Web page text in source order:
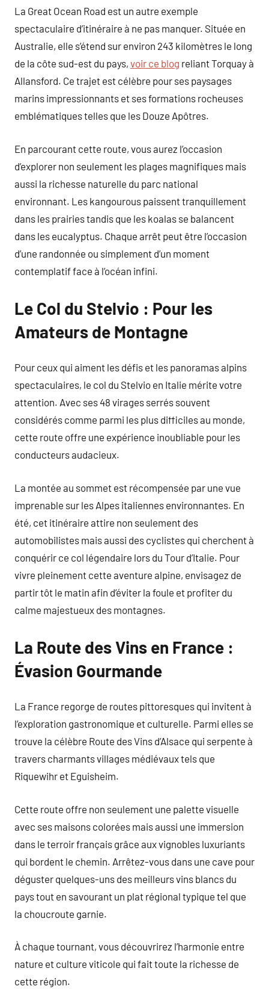
La Great Ocean Road est un autre exemple
spectaculaire d’itinéraire à ne pas manquer. Située en
Australie, elle s’étend sur environ 243 kilomètres le long
de la côte sud-est du pays, voir ce blog reliant Torquay à
Allansford. Ce trajet est célèbre pour ses paysages
marins impressionnants et ses formations rocheuses
emblématiques telles que les Douze Apôtres.
En parcourant cette route, vous aurez l’occasion
d’explorer non seulement les plages magnifiques mais
aussi la richesse naturelle du parc national
environnant. Les kangourous paissent tranquillement
dans les prairies tandis que les koalas se balancent
dans les eucalyptus. Chaque arrêt peut être l’occasion
d’une randonnée ou simplement d’un moment
contemplatif face à l’océan infini.
Le Col du Stelvio : Pour les
Amateurs de Montagne
Pour ceux qui aiment les défis et les panoramas alpins
spectaculaires, le col du Stelvio en Italie mérite votre
attention. Avec ses 48 virages serrés souvent
considérés comme parmi les plus difficiles au monde,
cette route offre une expérience inoubliable pour les
conducteurs audacieux.
La montée au sommet est récompensée par une vue
imprenable sur les Alpes italiennes environnantes. En
été, cet itinéraire attire non seulement des
automobilistes mais aussi des cyclistes qui cherchent à
conquérir ce col légendaire lors du Tour d’Italie. Pour
vivre pleinement cette aventure alpine, envisagez de
partir tôt le matin afin d’éviter la foule et profiter du
calme majestueux des montagnes.
La Route des Vins en France :
Évasion Gourmande
La France regorge de routes pittoresques qui invitent à
l’exploration gastronomique et culturelle. Parmi elles se
trouve la célèbre Route des Vins d’Alsace qui serpente à
travers charmants villages médiévaux tels que
Riquewihr et Eguisheim.
Cette route offre non seulement une palette visuelle
avec ses maisons colorées mais aussi une immersion
dans le terroir français grâce aux vignobles luxuriants
qui bordent le chemin. Arrêtez-vous dans une cave pour
déguster quelques-uns des meilleurs vins blancs du
pays tout en savourant un plat régional typique tel que
la choucroute garnie.
À chaque tournant, vous découvrirez l’harmonie entre
nature et culture viticole qui fait toute la richesse de
cette région.